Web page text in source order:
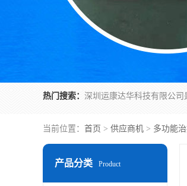
热门搜索：
当前位置： 首页 > 供应商机 > 多功能
产品分类 Product